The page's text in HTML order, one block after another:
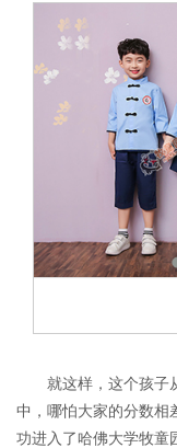
就这样，这个孩子
中，哪怕大家的分数相
功进入了哈佛大学牧童